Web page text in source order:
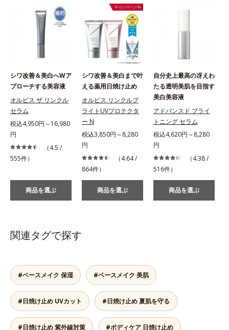
シワ改善＆美白へWア
プローチする美容液
オルビス ザ リンクル
セラム
税込4,950円～16,980
円
（4.5 /
555件）
商品を選ぶ
シワ改善＆美白まで叶
える薬用日焼け止め
オルビス リンクルブ
ライトUVプロテクタ
ー N
税込3,850円～8,280
円
（4.64 /
864件）
商品を選ぶ
自分史上最高の冴えわ
たる透明美肌を目指す
美白美容液
アドバンスド ブライ
トニング セラム
税込4,620円～8,280
円
（4.38 /
516件）
商品を選ぶ
関連タグで探す
#ベースメイク 保湿 #ベースメイク 美肌
#日焼け止め UVカット #日焼け止め 夏肌を守る
#日焼け止め 紫外線対策 #ボディケア 日焼け止め